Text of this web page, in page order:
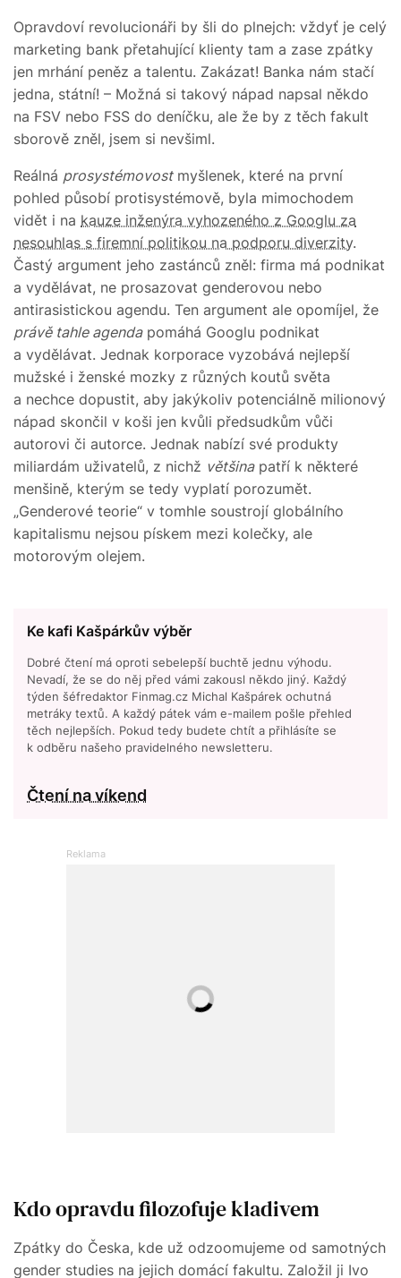
Opravdoví revolucionáři by šli do plnejch: vždyť je celý
marketing bank přetahující klienty tam a zase zpátky
jen mrhání peněz a talentu. Zakázat! Banka nám stačí
jedna, státní! – Možná si takový nápad napsal někdo
na FSV nebo FSS do deníčku, ale že by z těch fakult
sborově zněl, jsem si nevšiml.
Reálná prosystémovostmyšlenek, které na první
pohled působí protisystémově, byla mimochodem
vidět i na kauze inženýra vyhozeného z Googlu za
nesouhlas s firemní politikou na podporu diverzity.
Častý argument jeho zastánců zněl: firma má podnikat
a vydělávat, ne prosazovat genderovou nebo
antirasistickou agendu. Ten argument ale opomíjel, že
právě tahle agendapomáhá Googlu podnikat
a vydělávat. Jednak korporace vyzobává nejlepší
mužské i ženské mozky z různých koutů světa
a nechce dopustit, aby jakýkoliv potenciálně milionový
nápad skončil v koši jen kvůli předsudkům vůči
autorovi či autorce. Jednak nabízí své produkty
miliardám uživatelů, z nichž většinapatří k některé
menšině, kterým se tedy vyplatí porozumět.
„Genderové teorie“ v tomhle soustrojí globálního
kapitalismu nejsou pískem mezi kolečky, ale
motorovým olejem.
Ke kafi Kašpárkův výběr
Dobré čtení má oproti sebelepší buchtě jednu výhodu.
Nevadí, že se do něj před vámi zakousl někdo jiný. Každý
týden šéfredaktor Finmag.cz Michal Kašpárek ochutná
metráky textů. A každý pátek vám e-mailem pošle přehled
těch nejlepších. Pokud tedy budete chtít a přihlásíte se
k odběru našeho pravidelného newsletteru.
Čtení na víkend
Kdo opravdu filozofuje kladivem
Zpátky do Česka, kde už odzoomujeme od samotných
gender studies na jejich domácí fakultu. Založil ji Ivo